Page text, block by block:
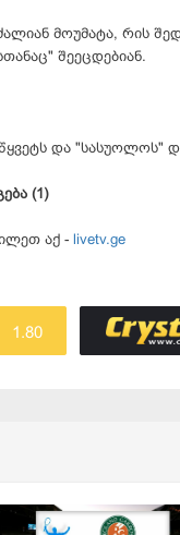
მოუმატა, რის
" შეეცდებიან.
და "სასუოლოს"
(1)
აქ - livetv.ge
1.80